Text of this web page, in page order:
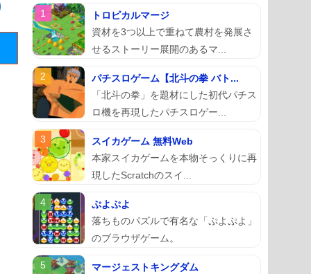
トロピカルマージ
資材を3つ以上で重ねて農村を発展さ
せるストーリー展開のあるマ...
パチスロゲーム【北斗の拳 バト...
「北斗の拳」を題材にした初代パチス
ロ機を再現したパチスロゲー...
スイカゲーム 無料Web
本家スイカゲームを本物そっくりに再
現したScratchのスイ...
ぷよぷよ
落ちものパズルで有名な「ぷよぷよ」
のブラウザゲーム。
マージェストキングダム